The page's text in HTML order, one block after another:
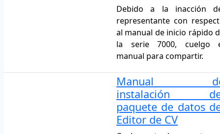
Debido a la inacción
representante con
al manual de inicio rápido
la serie 7000, cuelgo
manual para compartir.
Manual
instalación
paquete de datos
Editor de CV